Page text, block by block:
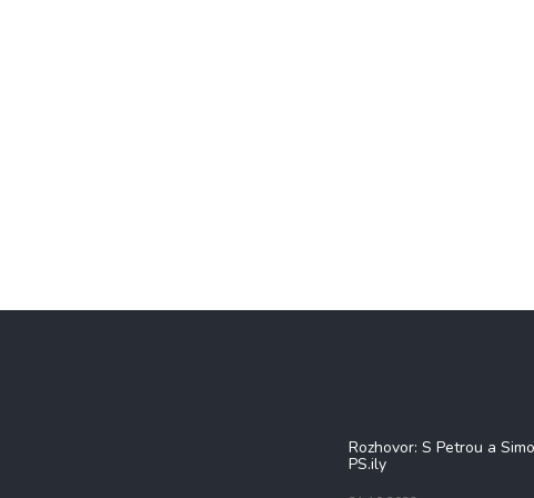
Rozhovor: S Petrou a
PS.ily